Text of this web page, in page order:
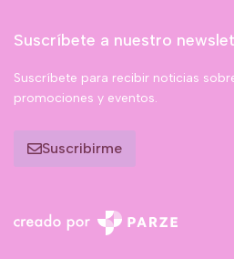
Suscríbete a nuestro
Suscríbete para recibir noticias
promociones y eventos.
Suscribirme